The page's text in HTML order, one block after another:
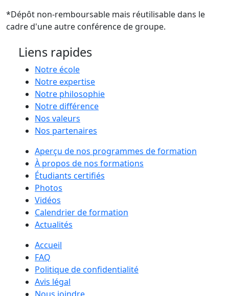
*Dépôt non-remboursable mais réutilisable dans le
cadre d'une autre conférence de groupe.
Liens rapides
Notre école
Notre expertise
Notre philosophie
Notre différence
Nos valeurs
Nos partenaires
Aperçu de nos programmes de formation
À propos de nos formations
Étudiants certifiés
Photos
Vidéos
Calendrier de formation
Actualités
Accueil
FAQ
Politique de confidentialité
Avis légal